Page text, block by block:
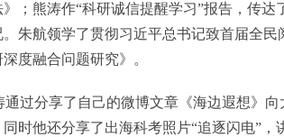
；熊涛作“科研诚信提醒学习”报告，传达
朱航领学了贯彻习近平总书记致首届全民
度融合问题研究》。
分享了自己的微博文章《海边遐想》向
时他还分享了出海科考照片“追逐闪电”，